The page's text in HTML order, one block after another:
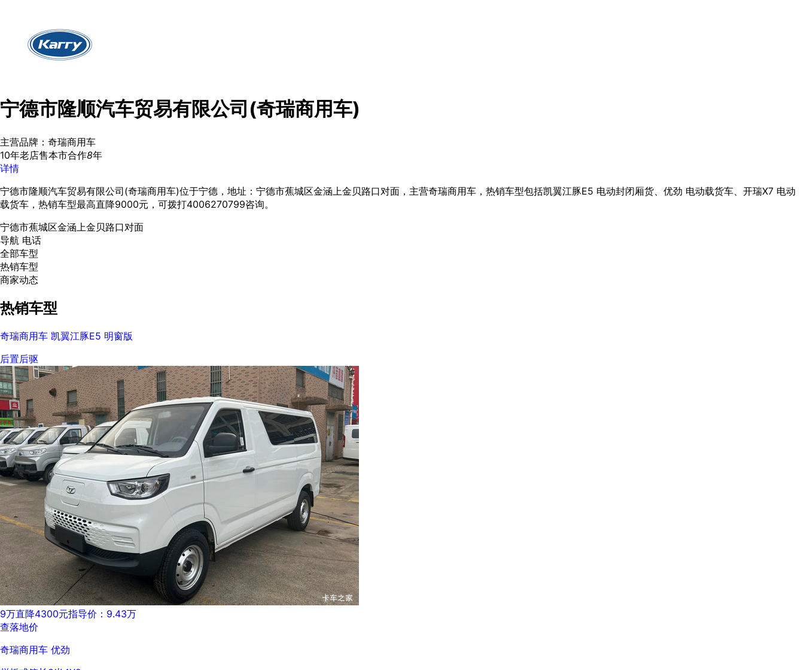
宁德市隆顺汽车贸易有限公司(奇瑞商用车)
主营品牌：奇瑞商用车
10年老店售本市合作8年
详情
宁德市隆顺汽车贸易有限公司(奇瑞商用车)位于宁德，地址：宁德市蕉城区金涵上金贝路口对面，主营奇瑞商用车，热销车型包括凯翼江豚E5 电动封闭厢货、优劲 电动载货车、开瑞X7 电动
载货车，热销车型最高直降9000元，可拨打4006270799咨询。
宁德市蕉城区金涵上金贝路口对面
导航 电话
全部车型
热销车型
商家动态
热销车型
奇瑞商用车 凯翼江豚E5 明窗版
后置后驱
9万直降4300元指导价：9.43万
查落地价
奇瑞商用车 优劲